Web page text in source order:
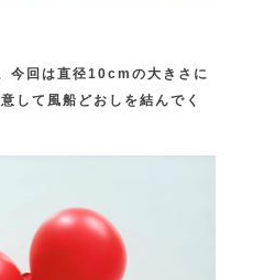
今回は直径10cmの大きさに
して風船どおしを結んでく